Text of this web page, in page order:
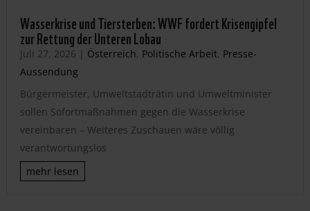
Wasserkrise und Tiersterben: WWF fordert Krisengipfel
zur Rettung der Unteren Lobau
Juli 27, 2026 | Österreich, Politische Arbeit, Presse-
Aussendung
Bürgermeister, Umweltstadträtin und Umweltminister
sollen Sofortmaßnahmen gegen die Wasserkrise
vereinbaren – Weiteres Zuschauen wäre völlig
verantwortungslos
mehr lesen